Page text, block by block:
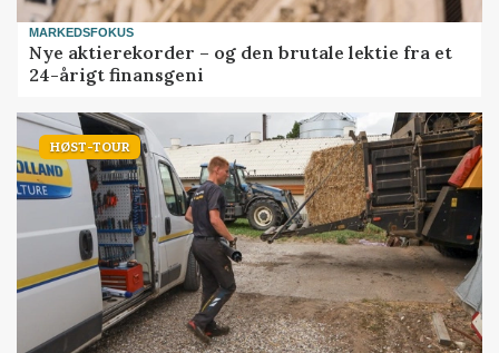
MARKEDSFOKUS
Nye aktierekorder – og den brutale lektie fra et
24-årigt finansgeni
HØST-TOUR